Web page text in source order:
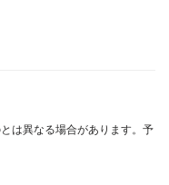
は異なる場合があります。予